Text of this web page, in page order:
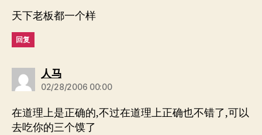
天下老板都一个样
回复
人马说：
02/28/2006 00:00
在道理上是正确的,不过在道理上正确也不错了,可以
去吃你的三个馍了